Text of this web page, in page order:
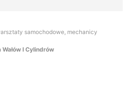
samochodowe, mechanicy
I Cylindrów